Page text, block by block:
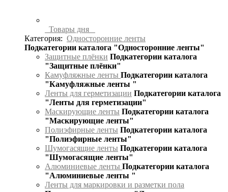
Товары дня
Категория: Односторонние ленты
Подкатегории каталога "Односторонние ленты"
Защитные плёнки Подкатегории каталога
"Защитные плёнки"
Камуфляжные ленты Подкатегории каталога
"Камуфляжные ленты "
Ленты для герметизации Подкатегории каталога
"Ленты для герметизации"
Маскирующие ленты Подкатегории каталога
"Маскирующие ленты"
Полиэфирные ленты Подкатегории каталога
"Полиэфирные ленты"
Шумогасящие ленты Подкатегории каталога
"Шумогасящие ленты"
Алюминиевые ленты Подкатегории каталога
"Алюминиевые ленты "
Ленты для маркировки и разметки пола